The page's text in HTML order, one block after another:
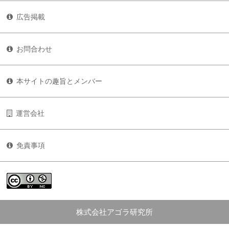
広告掲載
お問合わせ
本サイトの趣旨とメンバー
運営会社
免責事項
株式会社アゴラ研究所